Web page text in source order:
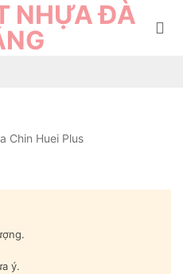
Chin Huei Plus
ý.